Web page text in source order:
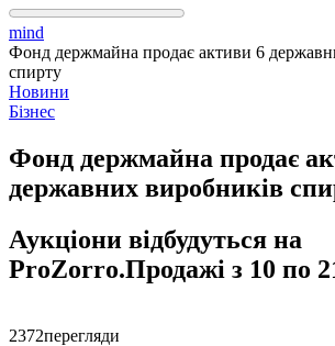
mind
Фонд держмайна продає активи 6
спирту
Новини
Бізнес
Фонд держмайна продає
державних виробників
Аукціони відбудуться на
ProZorro.Продажі з 10 по
2372перегляди